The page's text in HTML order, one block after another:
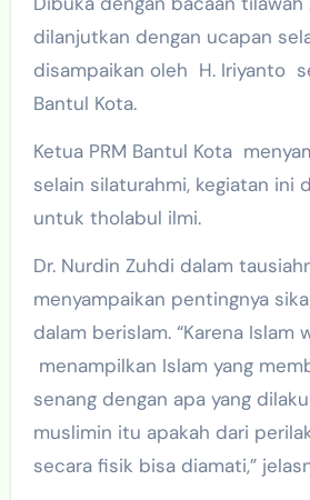
dilanjutkan dengan ucapan
disampaikan oleh H. Iriyanto
Bantul Kota.
Ketua PRM Bantul Kota
selain silaturahmi, kegiatan ini
untuk tholabul ilmi.
Dr. Nurdin Zuhdi dalam
menyampaikan pentingnya
dalam berislam. “Karena Islam
menampilkan Islam yang
senang dengan apa yang
muslimin itu apakah dari
secara fisik bisa diamati,”